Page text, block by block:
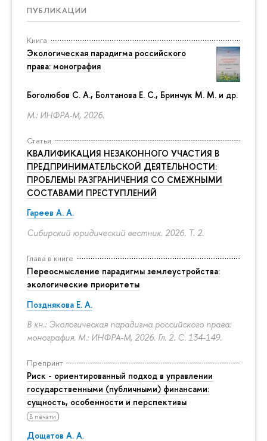
ПУБЛИКАЦИИ
Книга
Экологическая парадигма российского
права: монография
Боголюбов С. А., Болтанова Е. С., Бринчук М. М. и др.
М.: ИНФРА-М, 2026.
Статья
КВАЛИФИКАЦИЯ НЕЗАКОННОГО УЧАСТИЯ В
ПРЕДПРИНИМАТЕЛЬСКОЙ ДЕЯТЕЛЬНОСТИ:
ПРОБЛЕМЫ РАЗГРАНИЧЕНИЯ СО СМЕЖНЫМИ
СОСТАВАМИ ПРЕСТУПЛЕНИЙ
Гареев А. А.
Сибирский юридический вестник. 2026. Т. 2.
Глава в книге
Переосмысление парадигмы землеустройства:
экологические приоритеты
Позднякова Е. А.
В кн.: Экологическая парадигма российского права:
монография. М.: ИНФРА-М, 2026. Гл. 2. С. 134-149.
Препринт
Риск - ориентированный подход в управлении
государственными (публичными) финансами:
сущность, особенности и перспективы
В печати
Дощатов А. А.